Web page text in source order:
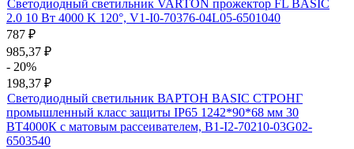
Светодиодный светильник VARTON прожектор FL BASIC
2.0 10 Вт 4000 K 120°, V1-I0-70376-04L05-6501040
787 ₽
985,37 ₽
- 20%
198,37 ₽
Светодиодный светильник ВАРТОН BASIC СТРОНГ
промышленный класс защиты IP65 1242*90*68 мм 30
ВТ4000К с матовым рассеивателем, B1-I2-70210-03G02-
6503540